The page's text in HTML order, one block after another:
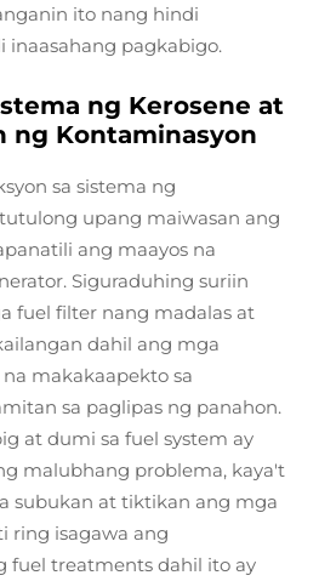
ito nang hindi
inaasahang pagkabigo.
ng Kerosene at
ng Kontaminasyon
sa sistema ng
upang maiwasan ang
ang maayos na
Siguraduhing suriin
fuel filter nang madalas at
dahil ang mga
makakaapekto sa
sa paglipas ng panahon.
at dumi sa fuel system ay
malubhang problema, kaya't
subukan at tiktikan ang mga
ring isagawa ang
fuel treatments dahil ito ay